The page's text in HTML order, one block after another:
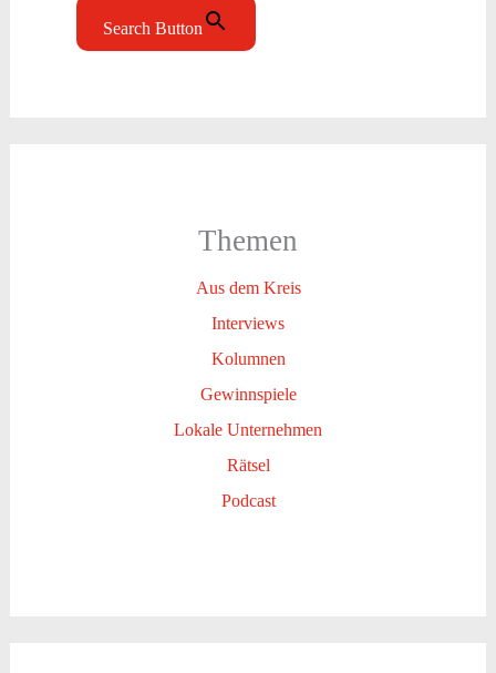
Search Button
Themen
Aus dem Kreis
Interviews
Kolumnen
Gewinnspiele
Lokale Unternehmen
Rätsel
Podcast